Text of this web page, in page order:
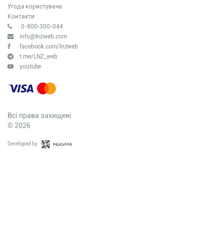
Угода користувача
Контакти
0-800-300-044
info@lnzweb.com
facebook.com/lnzweb
t.me/LNZ_web
youtube
Всі права захищені
© 2026
Developed by